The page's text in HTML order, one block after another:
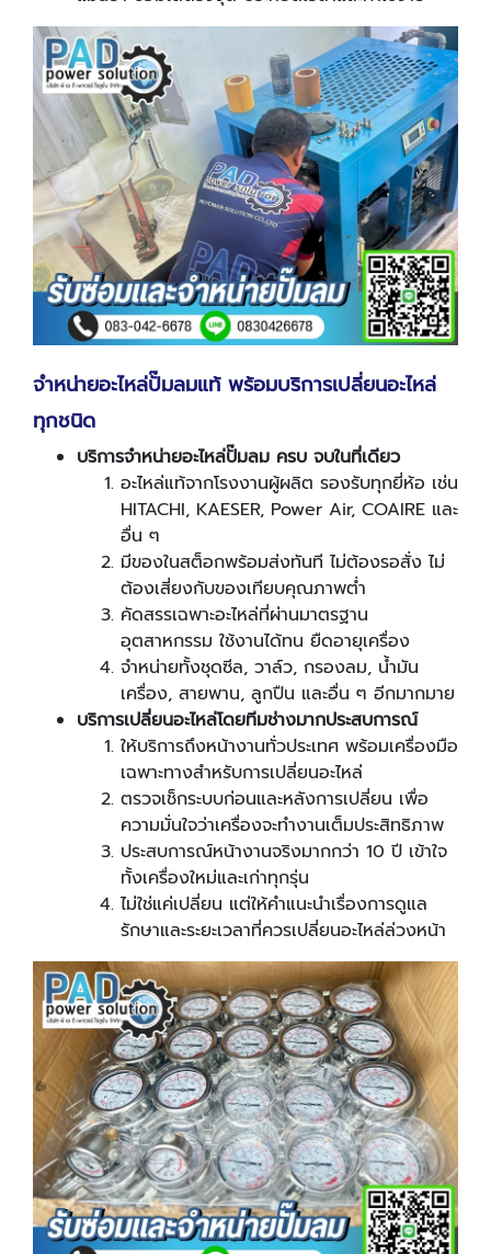
จำหน่ายอะไหล่ปั๊มลมแท้ พร้อมบริการเปลี่ยนอะไหล่
ทุกชนิด
บริการจำหน่ายอะไหล่ปั๊มลม ครบ จบในที่เดียว
อะไหล่แท้จากโรงงานผู้ผลิต รองรับทุกยี่ห้อ เช่น
HITACHI, KAESER, Power Air, COAIRE และ
อื่น ๆ
มีของในสต็อกพร้อมส่งทันที ไม่ต้องรอสั่ง ไม่
ต้องเสี่ยงกับของเทียบคุณภาพต่ำ
คัดสรรเฉพาะอะไหล่ที่ผ่านมาตรฐาน
อุตสาหกรรม ใช้งานได้ทน ยืดอายุเครื่อง
จำหน่ายทั้งชุดซีล, วาล์ว, กรองลม, น้ำมัน
เครื่อง, สายพาน, ลูกปืน และอื่น ๆ อีกมากมาย
บริการเปลี่ยนอะไหล่โดยทีมช่างมากประสบการณ์
ให้บริการถึงหน้างานทั่วประเทศ พร้อมเครื่องมือ
เฉพาะทางสำหรับการเปลี่ยนอะไหล่
ตรวจเช็กระบบก่อนและหลังการเปลี่ยน เพื่อ
ความมั่นใจว่าเครื่องจะทำงานเต็มประสิทธิภาพ
ประสบการณ์หน้างานจริงมากกว่า 10 ปี เข้าใจ
ทั้งเครื่องใหม่และเก่าทุกรุ่น
ไม่ใช่แค่เปลี่ยน แต่ให้คำแนะนำเรื่องการดูแล
รักษาและระยะเวลาที่ควรเปลี่ยนอะไหล่ล่วงหน้า